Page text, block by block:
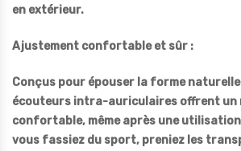
en extérieur.
Ajustement confortable et sûr :
Conçus pour épouser la forme
écouteurs intra-auriculaires offrent un
confortable, même après une
vous fassiez du sport, preniez les